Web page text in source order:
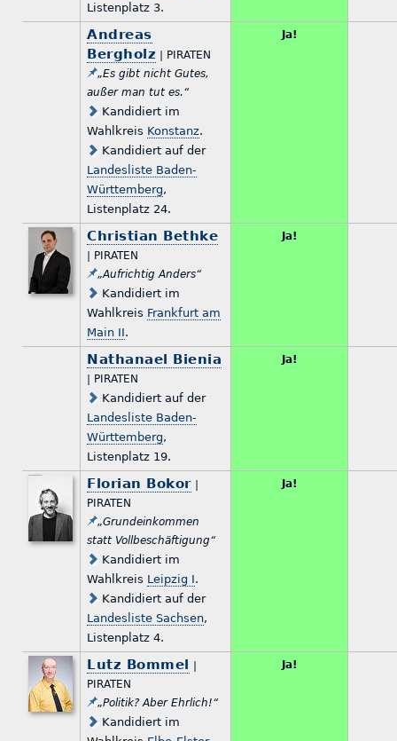
Listenplatz 3.
Andreas
Bergholz | PIRATEN
„Es gibt nicht Gutes,
außer man tut es.“
Kandidiert im
Wahlkreis Konstanz.
Kandidiert auf der
Landesliste Baden-
Württemberg,
Listenplatz 24.
Ja!
Christian Bethke
| PIRATEN
„Aufrichtig Anders“
Kandidiert im
Wahlkreis Frankfurt am
Main II.
Ja!
Nathanael Bienia
| PIRATEN
Kandidiert auf der
Landesliste Baden-
Württemberg,
Listenplatz 19.
Ja!
Florian Bokor|
PIRATEN
„Grundeinkommen
statt Vollbeschäftigung“
Kandidiert im
Wahlkreis Leipzig I.
Kandidiert auf der
Landesliste Sachsen,
Listenplatz 4.
Ja!
Lutz Bommel
PIRATEN
„Politik? Aber Ehrlich!“
Kandidiert im
Ja!